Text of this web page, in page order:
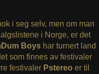
i seg selv, men om man
i Norge, er det
Boyshar turnert land
som finnes av festivaler
festivaler Pstereo er til